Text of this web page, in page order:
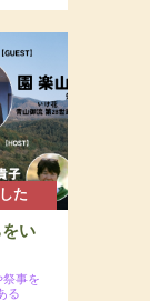
た
い
事を
る